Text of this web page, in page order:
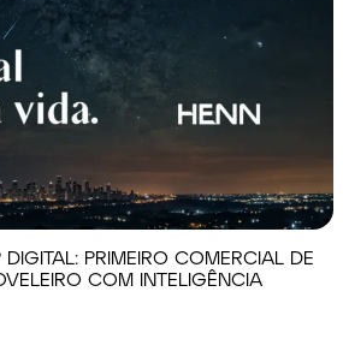
PRIMEIRO COMERCIAL DE
COM INTELIGÊNCIA